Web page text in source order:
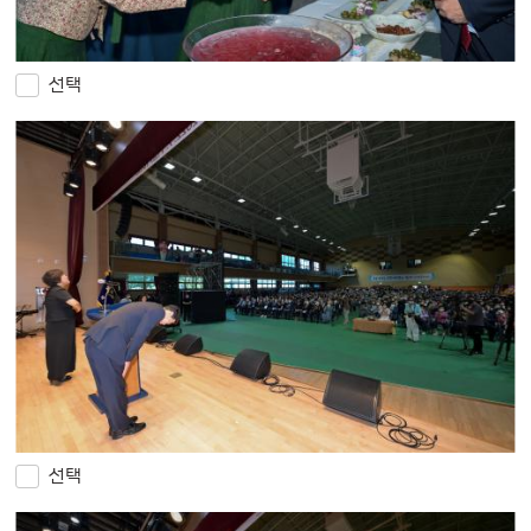
선택
선택